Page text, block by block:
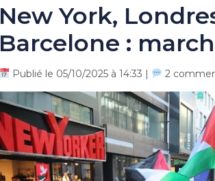
New York,
Barcelone :
Publié le 05/10/2025 à 14:33 | 2